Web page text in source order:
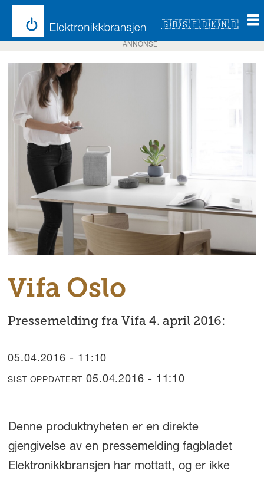
🇬🇧🇸🇪🇩🇰🇳🇴
ANNONSE
Vifa Oslo
Pressemelding fra Vifa 4. april 2016:
05.04.2016 - 11:10
SIST OPPDATERT 05.04.2016 - 11:10
Denne produktnyheten er en direkte
gjengivelse av en pressemelding fagbladet
Elektronikkbransjen har mottatt, og er ikke